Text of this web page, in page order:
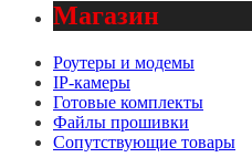
Магазин
Роутеры и модемы
IP-камеры
Готовые комплекты
Файлы прошивки
Сопутствующие товары